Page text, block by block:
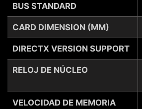
BUS STANDARD
CARD DIMENSION (MM)
DIRECTX VERSION SUPPORT
RELOJ DE NÚCLEO
VELOCIDAD DE MEMORIA